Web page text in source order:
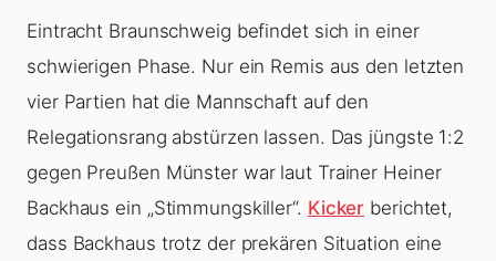
Eintracht Braunschweig befindet sich in einer
schwierigen Phase. Nur ein Remis aus den letzten
vier Partien hat die Mannschaft auf den
Relegationsrang abstürzen lassen. Das jüngste 1:2
gegen Preußen Münster war laut Trainer Heiner
Backhaus ein „Stimmungskiller“. Kicker berichtet,
dass Backhaus trotz der prekären Situation eine